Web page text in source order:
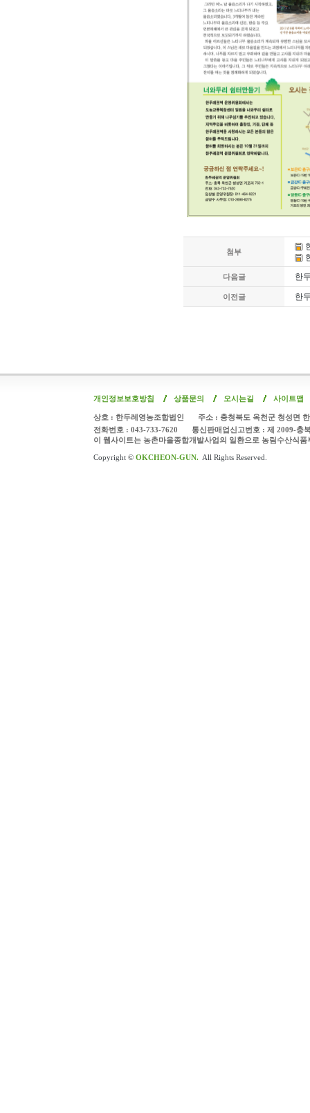
첨부
다음글 한
이전글 한
개인정보보호방침 상품문의 오시는길 사이트맵
상호 : 한두레영농조합법인
주소 : 충청북도 옥천군 청성면
전화번호 : 043-733-7620
통신판매업신고번호 : 제 2009-충
이 웹사이트는 농촌마을종합개발사업의 일환으로 농림수산식
Copyright © OKCHEON-GUN. All Rights Reserved.